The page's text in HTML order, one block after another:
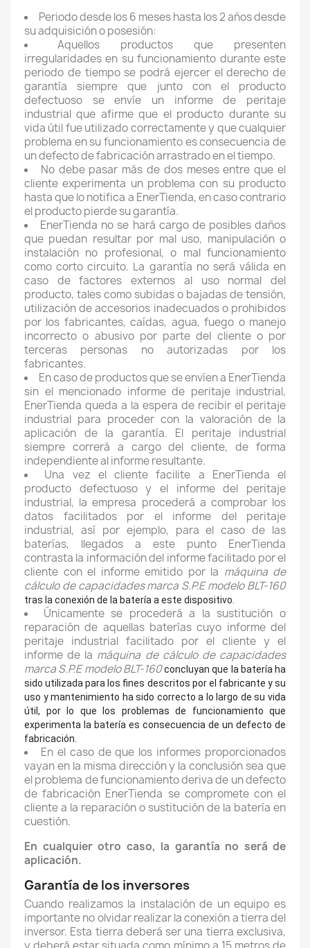
Periodo desde los 6 meses hasta los 2 años desde
su adquisición o posesión:
Aquellos productos que presenten
irregularidades en su funcionamiento durante este
periodo de tiempo se podrá ejercer el derecho de
garantía siempre que junto con el producto
defectuoso se envíe un informe de peritaje
industrial que afirme que el producto durante su
vida útil fue utilizado correctamente y que cualquier
problema en su funcionamiento es consecuencia de
un defecto de fabricación arrastrado en el tiempo.
No debe pasar más de dos meses entre que el
cliente experimenta un problema con su producto
hasta que lo notifica a EnerTienda, en caso contrario
el producto pierde su garantía.
EnerTienda no se hará cargo de posibles daños
que puedan resultar por mal uso, manipulación o
instalación no profesional, o mal funcionamiento
como corto circuito. La garantía no será válida en
caso de factores externos al uso normal del
producto, tales como subidas o bajadas de tensión,
utilización de accesorios inadecuados o prohibidos
por los fabricantes, caídas, agua, fuego o manejo
incorrecto o abusivo por parte del cliente o por
terceras personas no autorizadas por los
fabricantes.
En caso de productos que se envíen a EnerTienda
sin el mencionado informe de peritaje industrial,
EnerTienda queda a la espera de recibir el peritaje
industrial para proceder con la valoración de la
aplicación de la garantía. El peritaje industrial
siempre correrá a cargo del cliente, de forma
independiente al informe resultante.
Una vez el cliente facilite a EnerTienda el
producto defectuoso y el informe del peritaje
industrial, la empresa procederá a comprobar los
datos facilitados por el informe del peritaje
industrial, así por ejemplo, para el caso de las
baterías, llegados a este punto EnerTienda
contrasta la información del informe facilitado por el
cliente con el informe emitido por la máquina de
cálculo de capacidades marca S.P.E modelo BLT-160
tras la conexión de la batería a este dispositivo.
Únicamente se procederá a la sustitución o
reparación de aquellas baterías cuyo informe del
peritaje industrial facilitado por el cliente y el
informe de la máquina de cálculo de capacidades
marca S.P.E modelo BLT-160concluyan que la batería ha
sido utilizada para los fines descritos por el fabricante y su
uso y mantenimiento ha sido correcto a lo largo de su vida
útil, por lo que los problemas de funcionamiento que
experimenta la batería es consecuencia de un defecto de
fabricación.
En el caso de que los informes proporcionados
vayan en la misma dirección y la conclusión sea que
el problema de funcionamiento deriva de un defecto
de fabricación EnerTienda se compromete con el
cliente a la reparación o sustitución de la batería en
cuestión.
En cualquier otro caso, la garantía no será de
aplicación.
Garantía de los inversores
Cuando realizamos la instalación de un equipo es
importante no olvidar realizar la conexión a tierra del
inversor. Esta tierra deberá ser una tierra exclusiva,